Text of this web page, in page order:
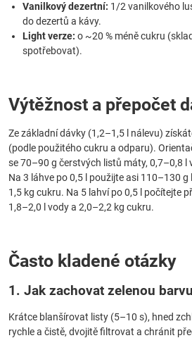
Vanilkový dezertní: 1/2 vanilkového
do dezertů a kávy.
Light verze: o ~20 % méně cukru
spotřebovat).
Výtěžnost a přepočet
Ze základní dávky (1,2–1,5 l nálevu)
(podle použitého cukru a odparu).
se 70–90 g čerstvých listů máty, 0,7–0,8 l
Na 3 láhve po 0,5 l použijte asi 110–130
1,5 kg cukru. Na 5 lahví po 0,5 l počítejte
1,8–2,0 l vody a 2,0–2,2 kg cukru.
Často kladené otázky
1. Jak zachovat zelenou barvu
Krátce blanšírovat listy (5–10 s), hned
rychle a čistě, dvojitě filtrovat a chránit